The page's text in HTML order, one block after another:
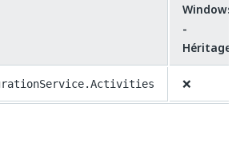
Windows
-
Héritage
❌